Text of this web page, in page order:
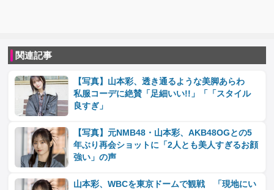
関連記事
【写真】山本彩、透き通るような美脚あらわ
私服コーデに絶賛「足細いい!!」「「スタイル
良すぎ」
【写真】元NMB48・山本彩、AKB48OGとの5
年ぶり再会ショットに「2人とも美人すぎるお顔
強い」の声
山本彩、WBCを東京ドームで観戦 「現地にい